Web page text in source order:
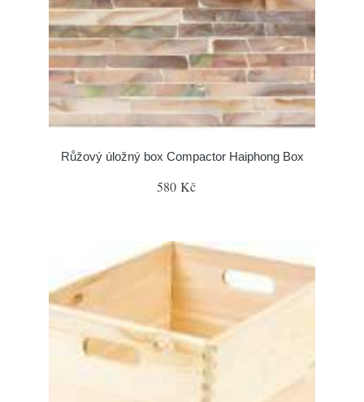
Růžový úložný box Compactor Haiphong Box
580 Kč